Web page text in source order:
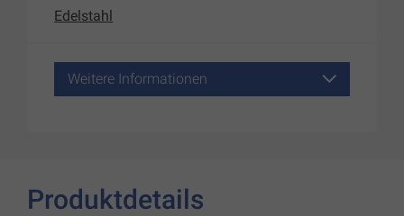
Edelstahl
Weitere Informationen
Produktdetails